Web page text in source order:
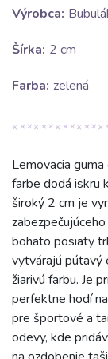
Výrobca:
Šírka: 2 cm
Farba: zelená
Lemovacia
farbe dodá iskru
široký 2 cm je
bohato posiaty
vytvárajú pútavý
žiarivú farbu. Je
perfektne hodí
pre športové a
odevy, kde